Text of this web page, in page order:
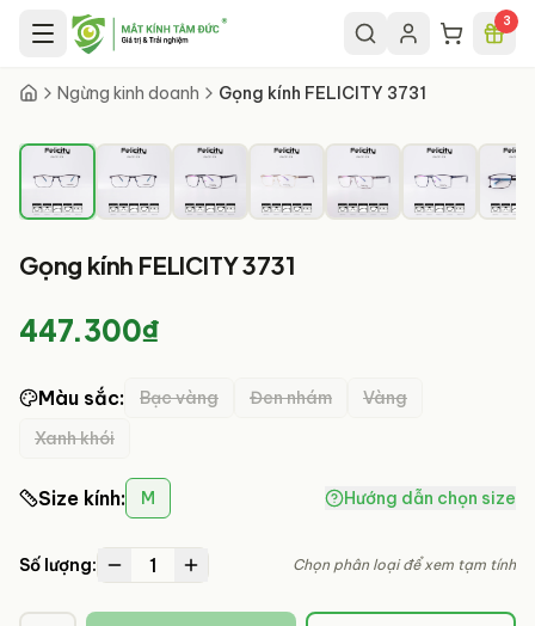
Chuyển đến nội dung chính 3
Ngừng kinh doanh Gọng kính FELICITY 3731
Gọng kính FELICITY 3731
447.300₫
Màu sắc: Bạc vàng Đen nhám
Vàng
Xanh khói
Size kính: M Hướng dẫn chọn size
Số lượng: 1 Chọn phân loại để xem tạm tính